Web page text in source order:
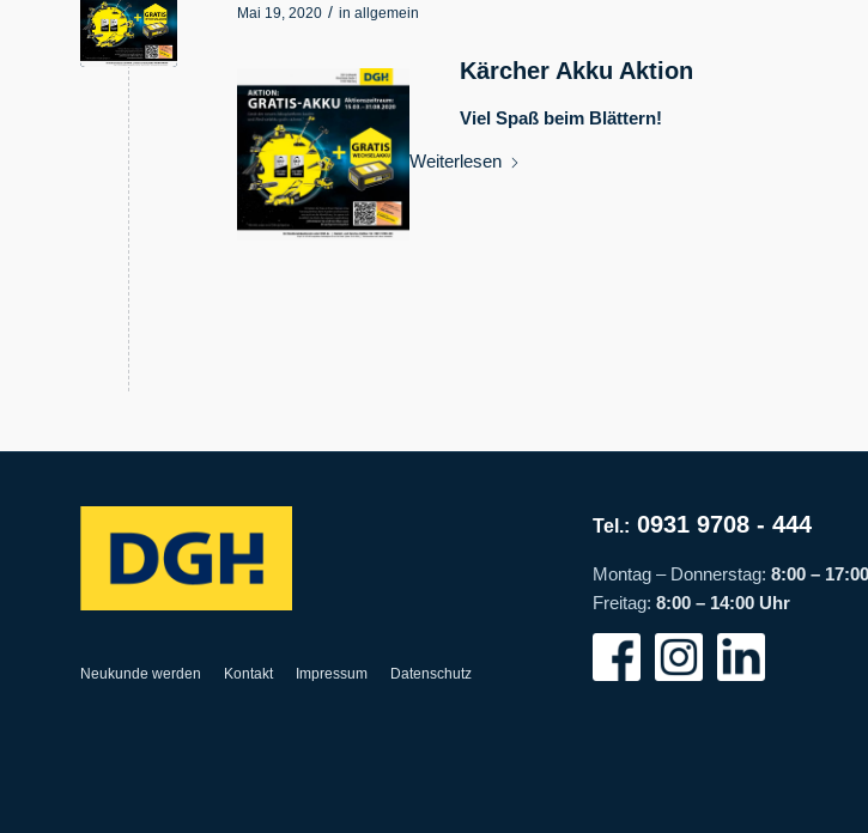
Mai 19, 2020 / in allgemein
Kärcher Akku Aktion
Viel Spaß beim Blättern!
Weiterlesen
Neukunde werden Kontakt Impressum Datenschutz
Tel.: 0931 9708 - 444
Montag – Donnerstag: 8:00 –
Freitag: 8:00 – 14:00 Uhr